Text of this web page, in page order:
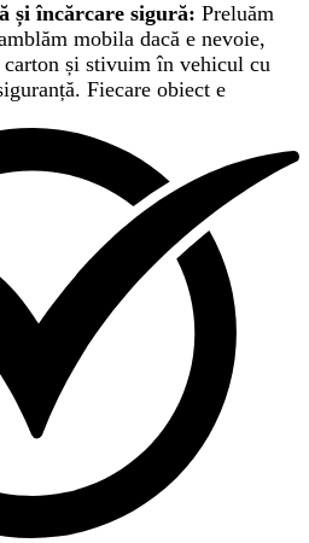
și încărcare sigură: Preluăm
mobila dacă e nevoie,
și stivuim în vehicul cu
Fiecare obiect e